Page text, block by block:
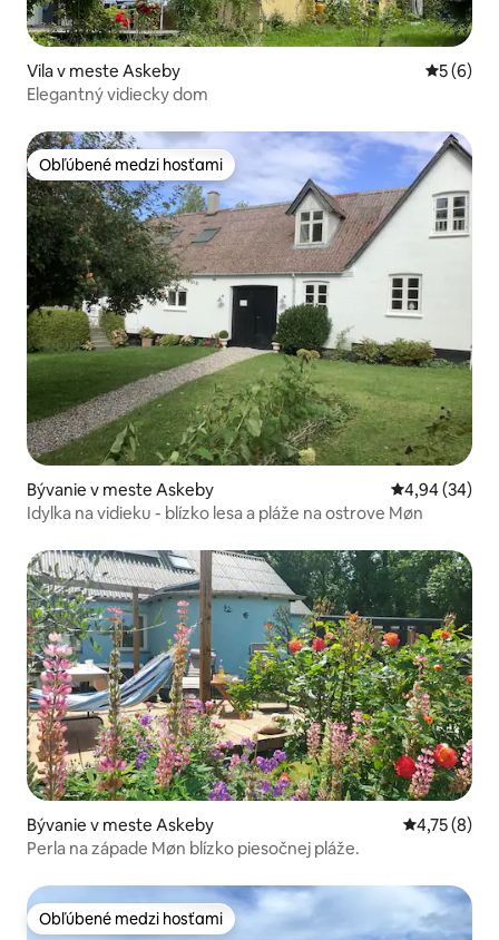
Vila v meste Askeby
5 (6)
Elegantný vidiecky dom
Obľúbené medzi hosťami
Obľúbené medzi hosťami
Bývanie v meste Askeby Priemerné
4,94 (34)
Idylka na vidieku - blízko lesa a pláže na ostrove Møn
Bývanie v meste Askeby Priemerné
4,75 (8)
Perla na západe Møn blízko piesočnej pláže.
Obľúbené medzi hosťami
Obľúbené medzi hosťami